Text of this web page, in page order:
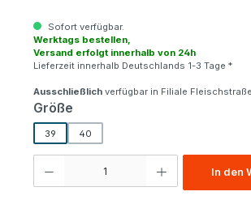
Sofort verfügbar.
Werktags bestellen,
Versand erfolgt innerhalb von 24h
Lieferzeit innerhalb Deutschlands 1-3 Tage *
Ausschließlich verfügbar in Filiale
Größe
39 40
In den